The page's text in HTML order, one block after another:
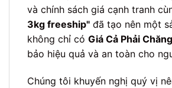
và chính sách giá cạnh tranh
3kg freeship" đã tạo nên một
không chỉ có Giá Cả Phải Chăng
bảo hiệu quả và an toàn cho
Chúng tôi khuyến nghị quý vị